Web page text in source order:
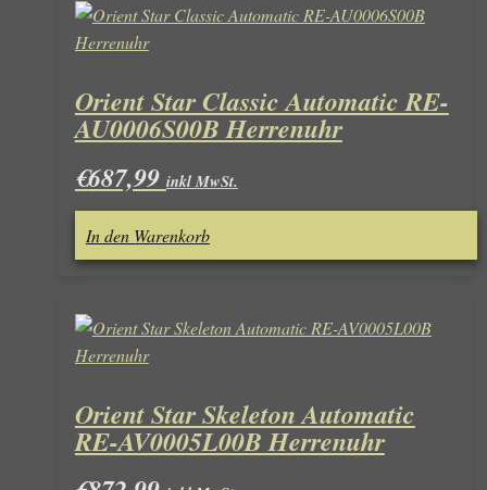
Orient Star Classic Automatic RE-
AU0006S00B Herrenuhr
€687,99 inkl MwSt.
In den Warenkorb
Orient Star Skeleton Automatic
RE-AV0005L00B Herrenuhr